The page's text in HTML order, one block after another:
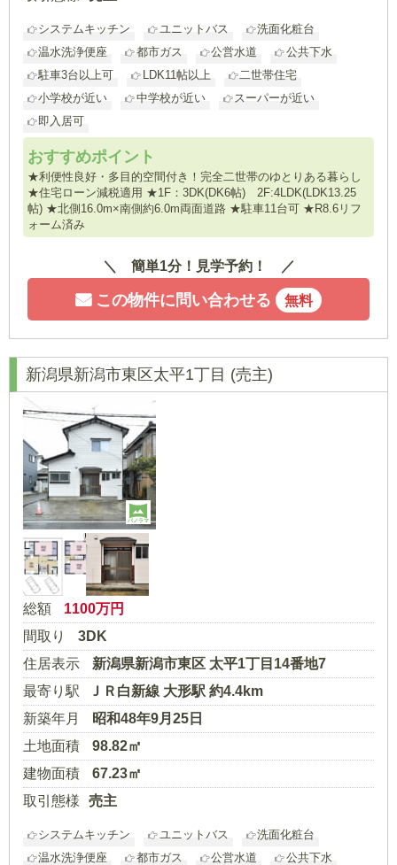
システムキッチン ユニットバス
洗面化粧台
温水洗浄便座
都市ガス 公営水道
公共下水
駐車3台以上可
LDK11帖以上
二世帯住宅
小学校が近い
中学校が近い
スーパーが近い
即入居可
おすすめポイント
★利便性良好・多目的空間付き！完全二世帯のゆとりある暮らし
★住宅ローン減税適用 ★1F：3DK(DK6帖) 2F:4LDK(LDK13.25
帖) ★北側16.0m×南側約6.0m両面道路 ★駐車11台可 ★R8.6リフ
ォーム済み
簡単1分！見学予約！
この物件に問い合わせる 無料
新潟県新潟市東区太平1丁目 (売主)
パノラマ
総額 1100万円
間取り
3DK
住居表示
新潟県新潟市東区 太平1丁目14番地7
最寄り駅
ＪＲ白新線 大形駅 約4.4km
新築年月
昭和48年9月25日
土地面積
98.82㎡
建物面積
67.23㎡
取引態様
売主
システムキッチン ユニットバス
洗面化粧台
温水洗浄便座
都市ガス 公営水道
公共下水